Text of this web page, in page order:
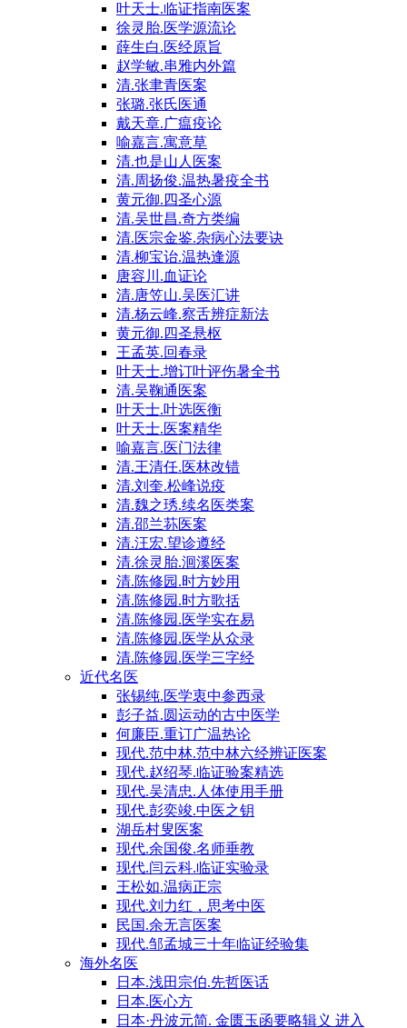
叶天士.临证指南医案
徐灵胎.医学源流论
薛生白.医经原旨
赵学敏.串雅内外篇
清.张聿青医案
张璐.张氏医通
戴天章.广瘟疫论
喻嘉言.寓意草
清.也是山人医案
清.周扬俊.温热暑疫全书
黄元御.四圣心源
清.吴世昌.奇方类编
清.医宗金鉴.杂病心法要诀
清.柳宝诒.温热逢源
唐容川.血证论
清.唐笠山.吴医汇讲
清.杨云峰.察舌辨症新法
黄元御.四圣悬枢
王孟英.回春录
叶天士.增订叶评伤暑全书
清.吴鞠通医案
叶天士.叶选医衡
叶天士.医案精华
喻嘉言.医门法律
清.王清任.医林改错
清.刘奎.松峰说疫
清.魏之琇.续名医类案
清.邵兰荪医案
清.汪宏.望诊遵经
清.徐灵胎.洄溪医案
清.陈修园.时方妙用
清.陈修园.时方歌括
清.陈修园.医学实在易
清.陈修园.医学从众录
清.陈修园.医学三字经
近代名医
张锡纯.医学衷中参西录
彭子益.圆运动的古中医学
何廉臣.重订广温热论
现代.范中林.范中林六经辨证医案
现代.赵绍琴.临证验案精选
现代.吴清忠.人体使用手册
现代.彭奕竣.中医之钥
湖岳村叟医案
现代.余国俊.名师垂教
现代.闫云科.临证实验录
王松如.温病正宗
现代.刘力红，思考中医
民国.余无言医案
现代.邹孟城三十年临证经验集
海外名医
日本.浅田宗伯.先哲医话
日本.医心方
日本·丹波元简. 金匮玉函要略辑义 进入